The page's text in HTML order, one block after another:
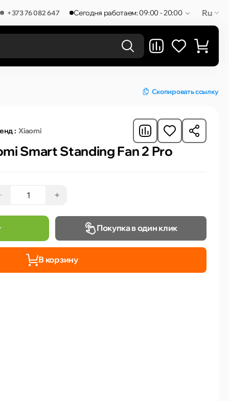
+373 76 082 647 Сегодня работаем: 09:00 - 20:00 Ru
Скопировать ссылку
: Xiaomi
Smart Standing Fan 2 Pro
+
Покупка в один клик
В корзину